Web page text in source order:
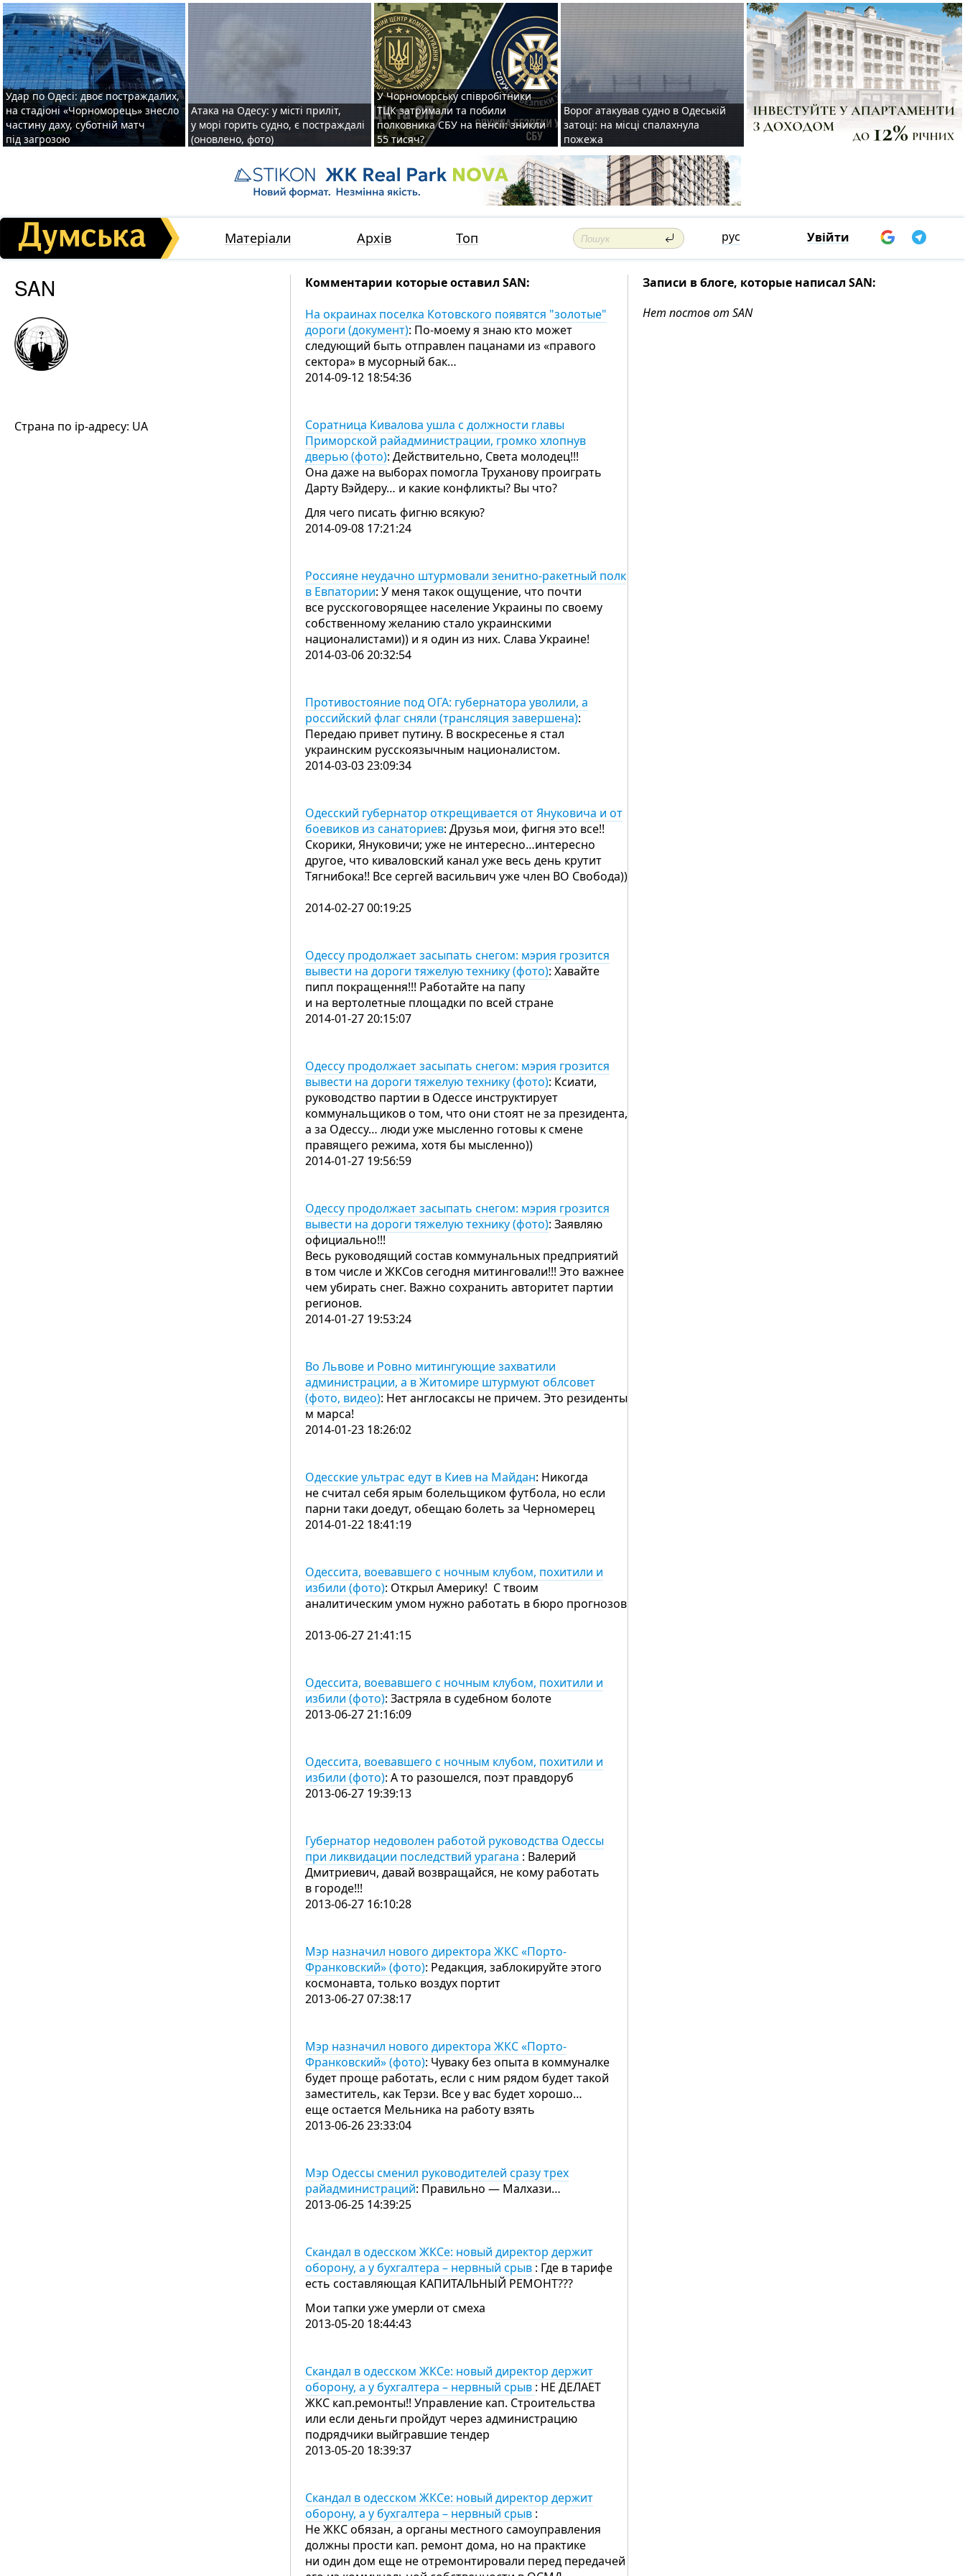
Удар по Одесі: двоє постраждалих,
на стадіоні «Чорноморець» знесло
частину даху, суботній матч
під загрозою
Атака на Одесу: у місті приліт,
у морі горить судно, є постраждалі
(оновлено, фото)
У Чорноморську співробітники
ТЦК затримали та побили
полковника СБУ на пенсії: зникли
55 тисяч?
Ворог атакував судно в Одеській
затоці: на місці спалахнула
пожежа
Матеріали Архів Топ рус Увійти
SAN
Страна по ip-адресу: UA
Комментарии которые оставил SAN:
На окраинах поселка Котовского появятся "золотые"
дороги (документ): По-моему я знаю кто может
следующий быть отправлен пацанами из «правого
сектора» в мусорный бак…
2014-09-12 18:54:36
Соратница Кивалова ушла с должности главы
Приморской райадминистрации, громко хлопнув
дверью (фото): Действительно, Света молодец!!!
Она даже на выборах помогла Труханову проиграть
Дарту Вэйдеру… и какие конфликты? Вы что?
Для чего писать фигню всякую?
2014-09-08 17:21:24
Россияне неудачно штурмовали зенитно-ракетный полк
в Евпатории: У меня такок ощущение, что почти
все русскоговорящее население Украины по своему
собственному желанию стало украинскими
националистами)) и я один из них. Слава Украине!
2014-03-06 20:32:54
Противостояние под ОГА: губернатора уволили, а
российский флаг сняли (трансляция завершена):
Передаю привет путину. В воскресенье я стал
украинским русскоязычным националистом.
2014-03-03 23:09:34
Одесский губернатор открещивается от Януковича и от
боевиков из санаториев: Друзья мои, фигня это все!!
Скорики, Януковичи; уже не интересно…интересно
другое, что киваловский канал уже весь день крутит
Тягнибока!! Все сергей васильвич уже член ВО Свобода))
2014-02-27 00:19:25
Одессу продолжает засыпать снегом: мэрия грозится
вывести на дороги тяжелую технику (фото): Хавайте
пипл покращення!!! Работайте на папу
и на вертолетные площадки по всей стране
2014-01-27 20:15:07
Одессу продолжает засыпать снегом: мэрия грозится
вывести на дороги тяжелую технику (фото): Ксиати,
руководство партии в Одессе инструктирует
коммунальщиков о том, что они стоят не за президента,
а за Одессу… люди уже мысленно готовы к смене
правящего режима, хотя бы мысленно))
2014-01-27 19:56:59
Одессу продолжает засыпать снегом: мэрия грозится
вывести на дороги тяжелую технику (фото): Заявляю
официально!!!
Весь руководящий состав коммунальных предприятий
в том числе и ЖКСов сегодня митинговали!!! Это важнее
чем убирать снег. Важно сохранить авторитет партии
регионов.
2014-01-27 19:53:24
Во Львове и Ровно митингующие захватили
администрации, а в Житомире штурмуют облсовет
(фото, видео): Нет англосаксы не причем. Это резиденты
м марса!
2014-01-23 18:26:02
Одесские ультрас едут в Киев на Майдан: Никогда
не считал себя ярым болельщиком футбола, но если
парни таки доедут, обещаю болеть за Черномерец
2014-01-22 18:41:19
Одессита, воевавшего с ночным клубом, похитили и
избили (фото): Открыл Америку! С твоим
аналитическим умом нужно работать в бюро прогнозов
2013-06-27 21:41:15
Одессита, воевавшего с ночным клубом, похитили и
избили (фото): Застряла в судебном болоте
2013-06-27 21:16:09
Одессита, воевавшего с ночным клубом, похитили и
избили (фото): А то разошелся, поэт правдоруб
2013-06-27 19:39:13
Губернатор недоволен работой руководства Одессы
при ликвидации последствий урагана : Валерий
Дмитриевич, давай возвращайся, не кому работать
в городе!!!
2013-06-27 16:10:28
Мэр назначил нового директора ЖКС «Порто-
Франковский» (фото): Редакция, заблокируйте этого
космонавта, только воздух портит
2013-06-27 07:38:17
Мэр назначил нового директора ЖКС «Порто-
Франковский» (фото): Чуваку без опыта в коммуналке
будет проще работать, если с ним рядом будет такой
заместитель, как Терзи. Все у вас будет хорошо…
еще остается Мельника на работу взять
2013-06-26 23:33:04
Мэр Одессы сменил руководителей сразу трех
райадминистраций: Правильно — Малхази…
2013-06-25 14:39:25
Скандал в одесском ЖКСе: новый директор держит
оборону, а у бухгалтера – нервный срыв : Где в тарифе
есть составляющая КАПИТАЛЬНЫЙ РЕМОНТ???
Мои тапки уже умерли от смеха
2013-05-20 18:44:43
Скандал в одесском ЖКСе: новый директор держит
оборону, а у бухгалтера – нервный срыв : НЕ ДЕЛАЕТ
ЖКС кап.ремонты!! Управление кап. Строительства
или если деньги пройдут через администрацию
подрядчики выйгравшие тендер
2013-05-20 18:39:37
Скандал в одесском ЖКСе: новый директор держит
оборону, а у бухгалтера – нервный срыв :
Не ЖКС обязан, а органы местного самоуправления
должны прости кап. ремонт дома, но на практике
ни один дом еще не отремонтировали перед передачей
Записи в блоге, которые написал SAN:
Нет постов от SAN